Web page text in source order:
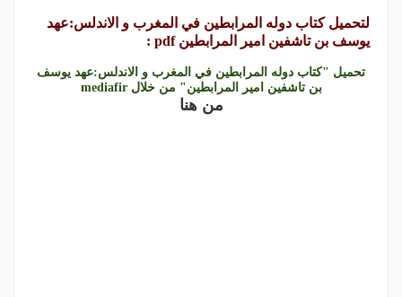
لتحميل كتاب دوله المرابطين في المغرب و الاندلس:عهد
يوسف بن تاشفين امير المرابطين pdf :
تحميل "كتاب دوله المرابطين في المغرب و الاندلس:عهد يوسف
بن تاشفين امير المرابطين" من خلال mediafir
من هنا